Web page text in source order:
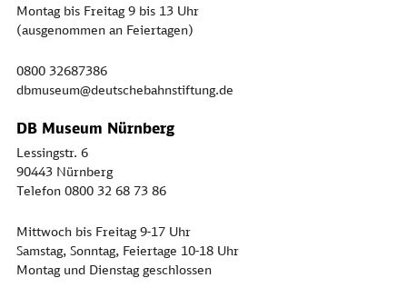
Montag bis Freitag 9 bis 13 Uhr
(ausgenommen an Feiertagen)
0800 32687386
dbmuseum@deutschebahnstiftung.de
DB Museum Nürnberg
Lessingstr. 6
90443 Nürnberg
Telefon 0800 32 68 73 86
Mittwoch bis Freitag 9-17 Uhr
Samstag, Sonntag, Feiertage 10-18 Uhr
Montag und Dienstag geschlossen